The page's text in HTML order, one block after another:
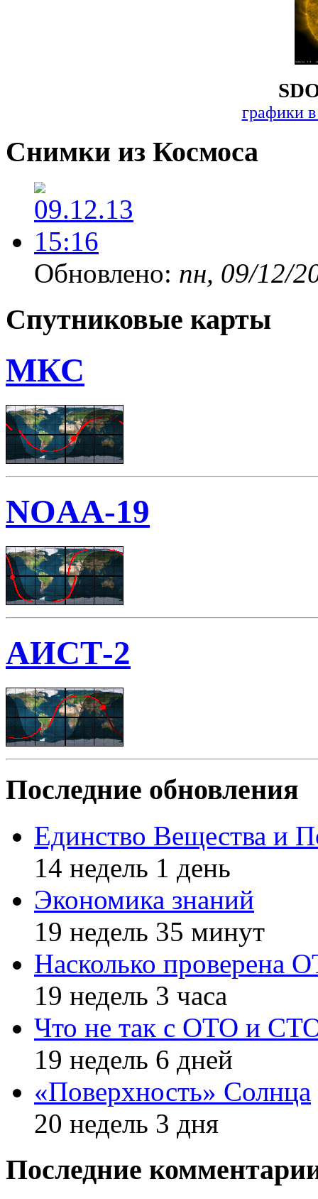
графики
Снимки из Космоса
Обновлено: пн, 09/12/
Спутниковые карты
МКС
NOAA-19
АИСТ-2
Последние обновления
Единство Вещества и
14 недель 1 день
Экономика знаний
19 недель 35 минут
Насколько проверена
19 недель 3 часа
Что не так с ОТО и
19 недель 6 дней
«Поверхность» Солнца
20 недель 3 дня
Последние